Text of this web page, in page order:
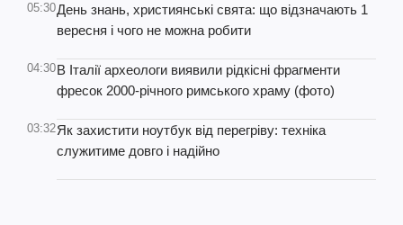
05:30День знань, християнські свята: що відзначають 1
вересня і чого не можна робити
04:30В Італії археологи виявили рідкісні фрагменти
фресок 2000-річного римського храму (фото)
03:32Як захистити ноутбук від перегріву: техніка
служитиме довго і надійно